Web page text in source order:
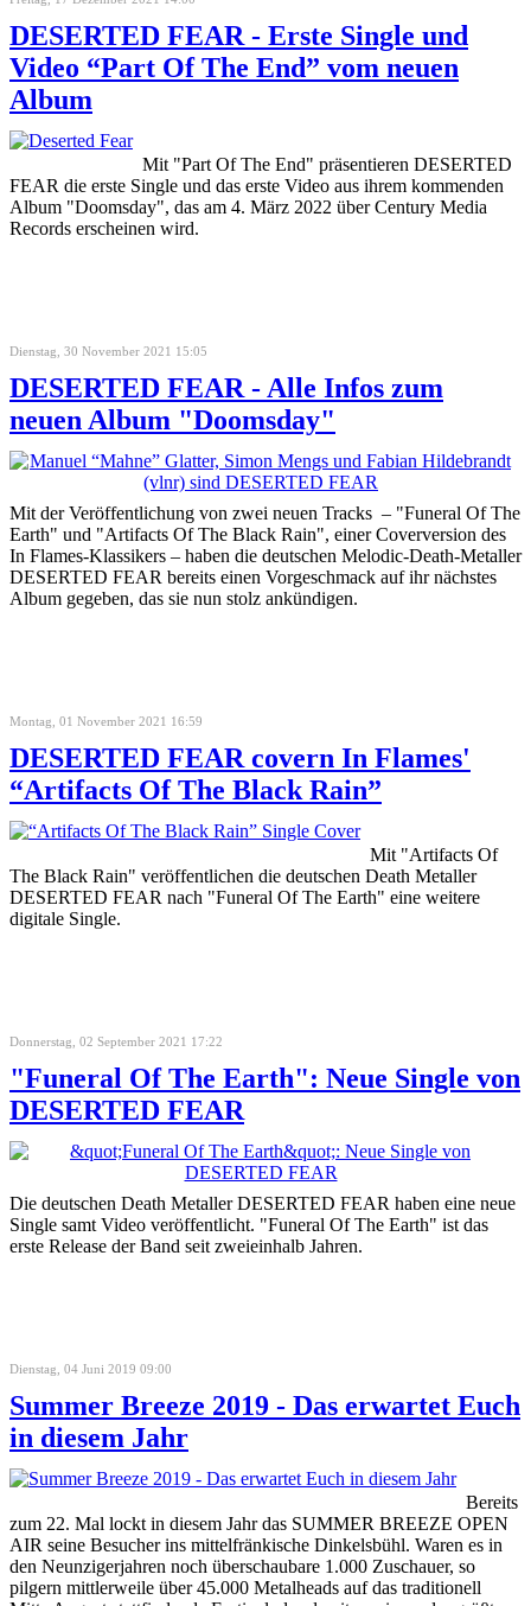
DESERTED FEAR - Erste Single und
Video “Part Of The End” vom neuen
Album
Mit "Part Of The End" präsentieren DESERTED
FEAR die erste Single und das erste Video aus ihrem kommenden
Album "Doomsday", das am 4. März 2022 über Century Media
Records erscheinen wird.
Dienstag, 30 November 2021 15:05
DESERTED FEAR - Alle Infos zum
neuen Album "Doomsday"
Mit der Veröffentlichung von zwei neuen Tracks – "Funeral Of The
Earth" und "Artifacts Of The Black Rain", einer Coverversion des
In Flames-Klassikers – haben die deutschen Melodic-Death-Metaller
DESERTED FEAR bereits einen Vorgeschmack auf ihr nächstes
Album gegeben, das sie nun stolz ankündigen.
Montag, 01 November 2021 16:59
DESERTED FEAR covern In Flames'
“Artifacts Of The Black Rain”
Mit "Artifacts Of
The Black Rain" veröffentlichen die deutschen Death Metaller
DESERTED FEAR nach "Funeral Of The Earth" eine weitere
digitale Single.
Donnerstag, 02 September 2021 17:22
"Funeral Of The Earth": Neue Single von
DESERTED FEAR
Die deutschen Death Metaller DESERTED FEAR haben eine neue
Single samt Video veröffentlicht. "Funeral Of The Earth" ist das
erste Release der Band seit zweieinhalb Jahren.
Dienstag, 04 Juni 2019 09:00
Summer Breeze 2019 - Das erwartet Euch
in diesem Jahr
Bereits
zum 22. Mal lockt in diesem Jahr das SUMMER BREEZE OPEN
AIR seine Besucher ins mittelfränkische Dinkelsbühl. Waren es in
den Neunzigerjahren noch überschaubare 1.000 Zuschauer, so
pilgern mittlerweile über 45.000 Metalheads auf das traditionell